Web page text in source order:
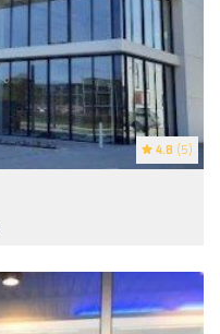
4.8 (5)